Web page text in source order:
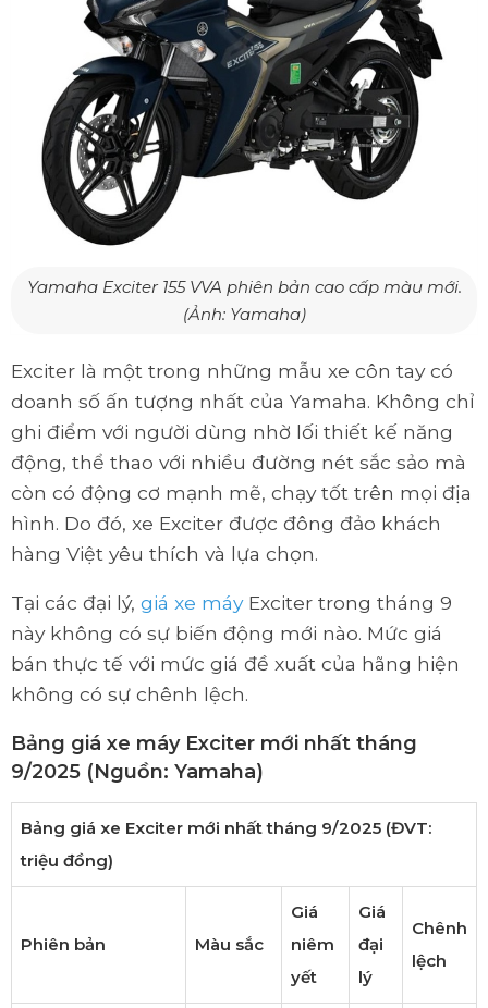
Yamaha Exciter 155 VVA phiên bản cao cấp màu mới.
(Ảnh: Yamaha)
Exciter là một trong những mẫu xe côn tay có
doanh số ấn tượng nhất của Yamaha. Không chỉ
ghi điểm với người dùng nhờ lối thiết kế năng
động, thể thao với nhiều đường nét sắc sảo mà
còn có động cơ mạnh mẽ, chạy tốt trên mọi địa
hình. Do đó, xe Exciter được đông đảo khách
hàng Việt yêu thích và lựa chọn.
Tại các đại lý, giá xe máyExciter trong tháng 9
này không có sự biến động mới nào. Mức giá
bán thực tế với mức giá đề xuất của hãng hiện
không có sự chênh lệch.
Bảng giá xe máy Exciter mới nhất tháng
9/2025 (Nguồn: Yamaha)
Bảng giá xe Exciter mới nhất tháng 9/2025 (ĐVT:
triệu đồng)
Phiên bản Màu sắc
Giá
niêm
yết
Giá
đại
lý
Chênh
lệch